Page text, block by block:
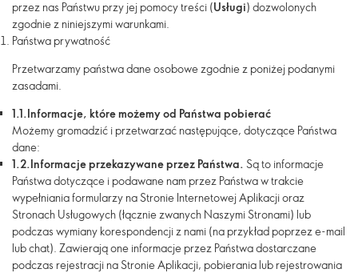
przez nas Państwu przy jej pomocy treści (Usługi) dozwolonych
zgodnie z niniejszymi warunkami.
Państwa prywatność
Przetwarzamy państwa dane osobowe zgodnie z poniżej podanymi
zasadami.
1.1.Informacje, które możemy od Państwa pobierać
Możemy gromadzić i przetwarzać następujące, dotyczące Państwa
dane:
1.2.Informacje przekazywaneprzez Państwa. Są to informacje
Państwa dotyczące i podawane nam przez Państwa w trakcie
wypełniania formularzy na Stronie Internetowej Aplikacji oraz
Stronach Usługowych (łącznie zwanych Naszymi Stronami) lub
podczas wymiany korespondencji z nami (na przykład poprzez e-mail
lub chat). Zawierają one informacje przez Państwa dostarczane
podczas rejestracji na Stronie Aplikacji, pobierania lub rejestrowania